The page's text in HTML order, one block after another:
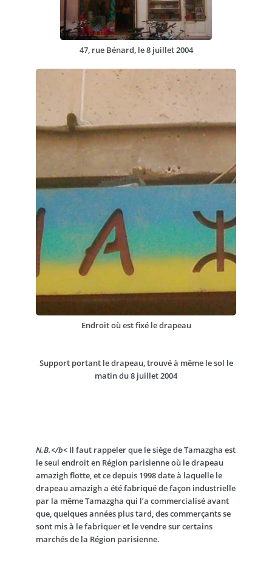
47, rue Bénard, le 8 juillet 2004
Endroit où est fixé le drapeau
Support portant le drapeau, trouvé à même le sol le
matin du 8 juillet 2004
N.B.</b<Il faut rappeler que le siège de Tamazgha est
le seul endroit en Région parisienne où le drapeau
amazigh flotte, et ce depuis 1998 date à laquelle le
drapeau amazigh a été fabriqué de façon industrielle
par la même Tamazgha qui l’a commercialisé avant
que, quelques années plus tard, des commerçants se
sont mis à le fabriquer et le vendre sur certains
marchés de la Région parisienne.